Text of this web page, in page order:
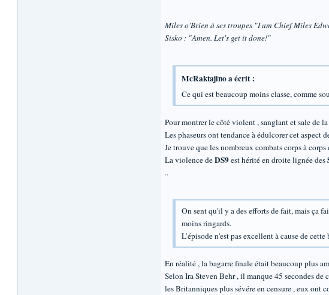
Miles o'Brien à ses troupes "I am Chief Miles
Sisko : "Amen. Let's get it done!"
McRaktajino a écrit :
Ce qui est beaucoup moins classe, comme
Pour montrer le côté violent , sanglant et sale de la
Les phaseurs ont tendance à édulcorer cet
Je trouve que les nombreux combats corps à
La violence deDS9est hérité en droite lignée des
..
On sent qu'il y a des efforts de fait, mais ça
moins ringards.
L’épisode n'est pas excellent à cause de
En réalité , la bagarre finale était beaucoup plus
Selon Ira Steven Behr , il manque 45 secondes
les Britanniques plus sévére en censure , eux ont